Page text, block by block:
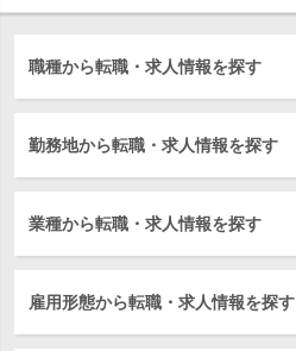
職種から転職・求人情報を探す
勤務地から転職・求人情報を探す
業種から転職・求人情報を探す
雇用形態から転職・求人情報を探す